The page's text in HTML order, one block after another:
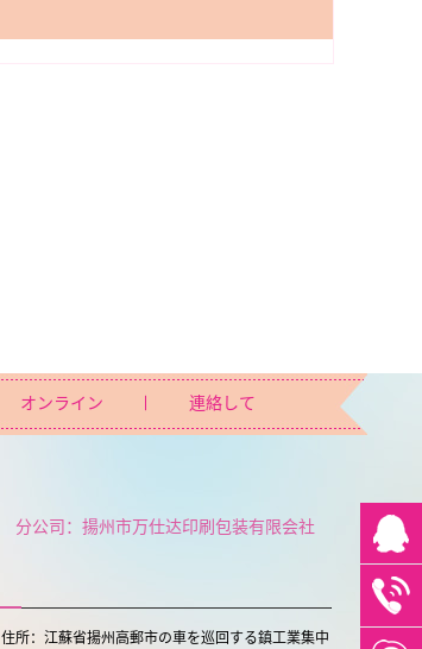
オンライン 連絡して
分公司：揚州市万仕达印刷包装有限会社
住所：江蘇省揚州高郵市の車を巡回する鎮工業集中